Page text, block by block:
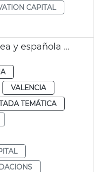
CAPITAL
Agencia Espacial Europea y española seleccionan València para sistema de alerta de inundaciones
VALENCIA
TEMÁTICA